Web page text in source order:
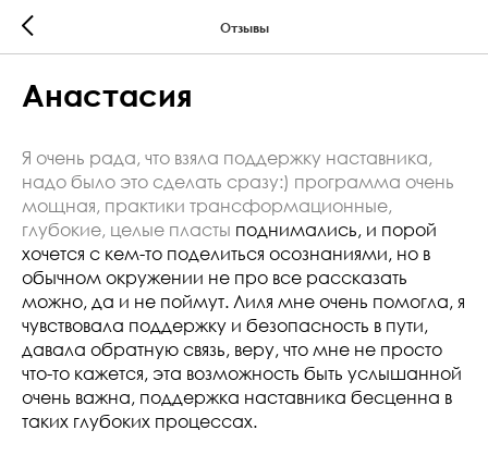
Отзывы
Анастасия
Я очень рада, что взяла поддержку наставника,
надо было это сделать сразу:) программа очень
мощная, практики трансформационные,
глубокие, целые пласты поднимались, и порой
хочется с кем-то поделиться осознаниями, но в
обычном окружении не про все рассказать
можно, да и не поймут. Лиля мне очень помогла, я
чувствовала поддержку и безопасность в пути,
давала обратную связь, веру, что мне не просто
что-то кажется, эта возможность быть услышанной
очень важна, поддержка наставника бесценна в
таких глубоких процессах.